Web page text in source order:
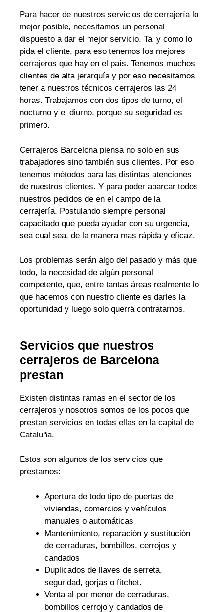
Para hacer de nuestros servicios de cerrajería lo
mejor posible, necesitamos un personal
dispuesto a dar el mejor servicio. Tal y como lo
pida el cliente, para eso tenemos los mejores
cerrajeros que hay en el país. Tenemos muchos
clientes de alta jerarquía y por eso necesitamos
tener a nuestros técnicos cerrajeros las 24
horas. Trabajamos con dos tipos de turno, el
nocturno y el diurno, porque su seguridad es
primero.
Cerrajeros Barcelona piensa no solo en sus
trabajadores sino también sus clientes. Por eso
tenemos métodos para las distintas atenciones
de nuestros clientes. Y para poder abarcar todos
nuestros pedidos de en el campo de la
cerrajería. Postulando siempre personal
capacitado que pueda ayudar con su urgencia,
sea cual sea, de la manera mas rápida y eficaz.
Los problemas serán algo del pasado y más que
todo, la necesidad de algún personal
competente, que, entre tantas áreas realmente lo
que hacemos con nuestro cliente es darles la
oportunidad y luego solo querrá contratarnos.
Servicios que nuestros
cerrajeros de Barcelona
prestan
Existen distintas ramas en el sector de los
cerrajeros y nosotros somos de los pocos que
prestan servicios en todas ellas en la capital de
Cataluña.
Estos son algunos de los servicios que
prestamos:
Apertura de todo tipo de puertas de
viviendas, comercios y vehículos
manuales o automáticas
Mantenimiento, reparación y sustitución
de cerraduras, bombillos, cerrojos y
candados
Duplicados de llaves de serreta,
seguridad, gorjas o fitchet.
Venta al por menor de cerraduras,
bombillos cerrojo y candados de